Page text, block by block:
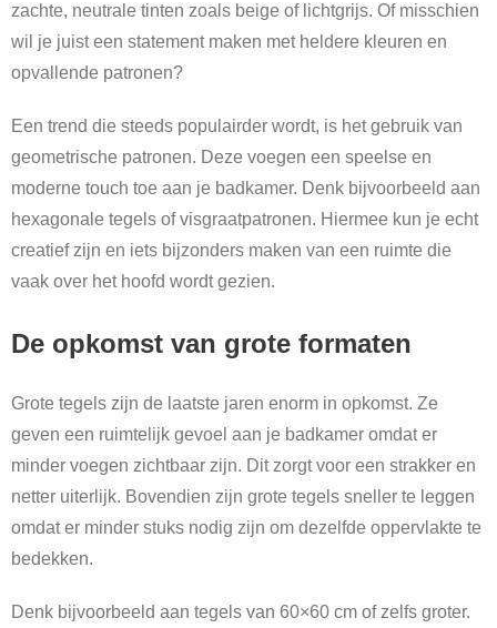
zachte, neutrale tinten zoals beige of lichtgrijs. Of misschien
wil je juist een statement maken met heldere kleuren en
opvallende patronen?
Een trend die steeds populairder wordt, is het gebruik van
geometrische patronen. Deze voegen een speelse en
moderne touch toe aan je badkamer. Denk bijvoorbeeld aan
hexagonale tegels of visgraatpatronen. Hiermee kun je echt
creatief zijn en iets bijzonders maken van een ruimte die
vaak over het hoofd wordt gezien.
De opkomst van grote formaten
Grote tegels zijn de laatste jaren enorm in opkomst. Ze
geven een ruimtelijk gevoel aan je badkamer omdat er
minder voegen zichtbaar zijn. Dit zorgt voor een strakker en
netter uiterlijk. Bovendien zijn grote tegels sneller te leggen
omdat er minder stuks nodig zijn om dezelfde oppervlakte te
bedekken.
Denk bijvoorbeeld aan tegels van 60×60 cm of zelfs groter.